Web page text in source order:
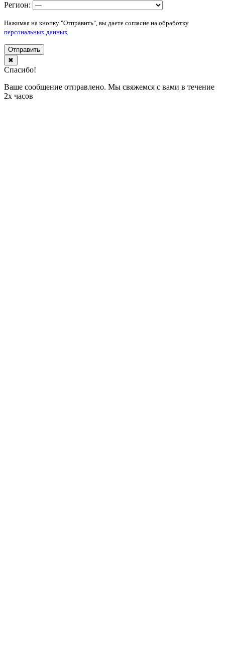
Регион:
Нажимая на кнопку "Отправить", вы даете согласие на обработку
персональных данных
Отправить
✖
Спасибо!
Ваше сообщение отправлено. Мы свяжемся с вами в течение
2х часов